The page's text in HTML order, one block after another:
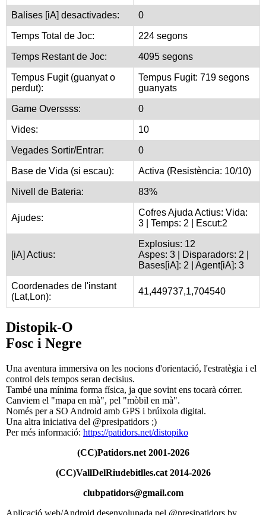
Balises [iA] desactivades: 0
Temps Total de Joc: 224 segons
Temps Restant de Joc: 4095 segons
Tempus Fugit (guanyat o
perdut):
Tempus Fugit: 719 segons
guanyats
Game Overssss: 0
Vides: 10
Vegades Sortir/Entrar: 0
Base de Vida (si escau): Activa (Resistència: 10/10)
Nivell de Bateria: 83%
Ajudes:
Cofres Ajuda Actius: Vida:
3 | Temps: 2 | Escut:2
[iA] Actius:
Explosius: 12
Aspes: 3 | Disparadors: 2 |
Bases[iA]: 2 | Agent[iA]: 3
Coordenades de l'instant
(Lat,Lon):
41,449737,1,704540
Distopik-O
Fosc i Negre
Una aventura immersiva on les nocions d'orientació, l'estratègia i el
control dels tempos seran decisius.
També una mínima forma física, ja que sovint ens tocarà córrer.
Canviem el "mapa en mà", pel "mòbil en mà".
Només per a SO Android amb GPS i brúixola digital.
Una altra iniciativa del @presipatidors ;)
Per més informació: https://patidors.net/distopiko
(CC)Patidors.net 2001-2026
(CC)VallDelRiudebitlles.cat 2014-2026
clubpatidors@gmail.com
Aplicació web/Android desenvolupada pel @presipatidors by